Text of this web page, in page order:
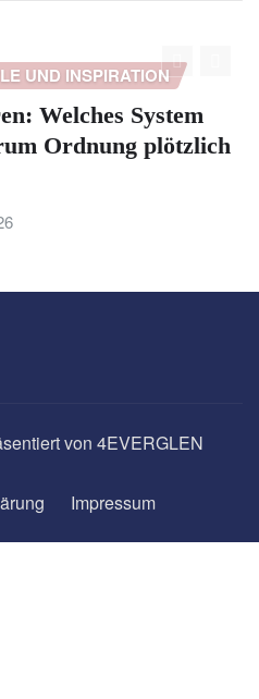
System
plötzlich
5 Tipps
von 4EVERGLEN
Impressum